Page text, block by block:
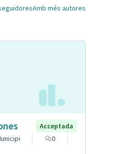
Amb més autores
Acceptada
0